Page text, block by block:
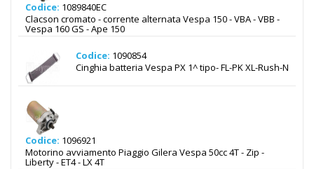
Codice: 1089840EC
Clacson cromato - corrente alternata Vespa 150 - VBA - VBB -
Vespa 160 GS - Ape 150
Codice: 1090854
Cinghia batteria Vespa PX 1^ tipo- FL-PK XL-Rush-N
Codice: 1096921
Motorino avviamento Piaggio Gilera Vespa 50cc 4T - Zip -
Liberty - ET4 - LX 4T